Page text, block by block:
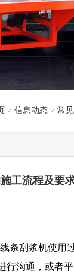
> 信息动态 > 常
工流程及要
条刮浆机使用
行沟通，或者